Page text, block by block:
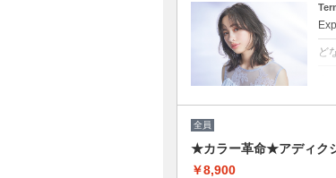
ど
ー
★
全員
★カラー革命★アディク
￥8,900